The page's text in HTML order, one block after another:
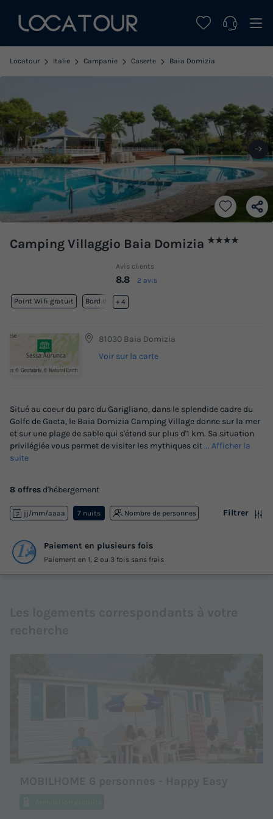
Locatour Italie Campanie Caserte Baia Domizia
Camping Villaggio Baia Domizia ★★★★
Avis clients
8.8 2 avis
Point Wifi gratuit Bord de mer
+ 4
81030 Baia Domizia
Voir sur la carte
Situé au coeur du parc du Garigliano, dans le splendide cadre du
Golfe de Gaeta, le Baia Domizia Camping Village donne sur la mer
et sur une plage de sable qui s'étend sur plus d'1 km. Sa situation
privilégiée vous permet de visiter les mythiques cit... Afficher la
suite
8 offres d'hébergement
jj/mm/aaaa 7 nuits Nombre de personnes Filtrer
Paiement en plusieurs fois
Paiement en 1, 2 ou 3 fois sans frais